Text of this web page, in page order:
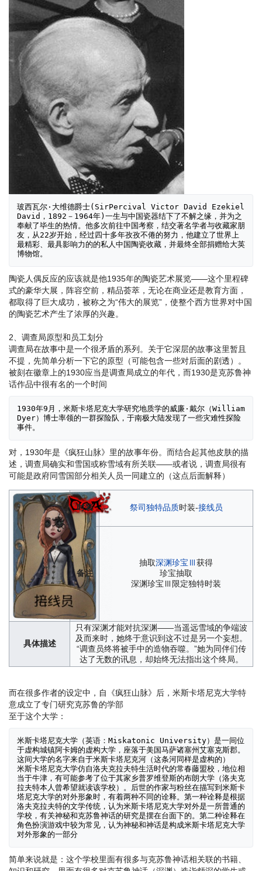
玻西瓦尔·大维德爵士(SirPercival Victor David Ezekiel
David，1892－1964年)一生与中国瓷器结下了不解之缘，并为之
奉献了毕生的热情。他多次前往中国考察，结交著名学者与收藏家朋
友，从22岁开始，经过四十多年孜孜不倦的努力，他建立了世界上
最精彩、最具影响力的的私人中国陶瓷收藏，并最终全部捐赠给大英
博物馆。
陶瓷人偶反应的应该就是他1935年的陶瓷艺术展览——这个里程碑
式的豪华大展，阵容空前，精品荟萃，无论在商业还是教育方面，
都取得了巨大成功，被称之为“伟大的展览”，使整个西方世界对中国
的陶瓷艺术产生了浓厚的兴趣。
2、调查局原型和员工划分
调查局在故事中是一个很矛盾的系列。关于它深层的故事这里暂且
不提，先简单分析一下它的原型（可能包含一些对后面的剧透）。
被刻在徽章上的1930应当是调查局成立的年代，而1930是克苏鲁神
话作品中很有名的一个时间
1930年9月，米斯卡塔尼克大学研究地质学的威廉·戴尔（William
Dyer）博士率领的一群探险队，于南极大陆发现了一些灾难性探险
事件。
对，1930年是《疯狂山脉》里的故事年份。而结合起其他皮肤的描
述，调查局确实和雪国或称雪域有所关联——或者说，调查局很有
可能是政府同雪国部分相关人员一同建立的（这点后面解释）
时装 祭司独特品质时装-接线员
备注
抽取深渊珍宝Ⅲ获得
珍宝抽取
深渊珍宝Ⅲ限定独特时装
具体描述
只有深渊才能对抗深渊——当遥远雪域的争端波
及而来时，她终于意识到这不过是另一个妄想。
“调查员终将被手中的造物吞噬。”她为同伴们传
达了无数的讯息，却始终无法指出这个终局。
而在很多作者的设定中，自《疯狂山脉》后，米斯卡塔尼克大学特
意成立了专门研究克苏鲁的学部
至于这个大学：
米斯卡塔尼克大学（英语：Miskatonic University）是一间位
于虚构城镇阿卡姆的虚构大学，座落于美国马萨诸塞州艾塞克斯郡。
这间大学的名字来自于米斯卡塔尼克河（这条河同样是虚构的）
米斯卡塔尼克大学仿自洛夫克拉夫特生活时代的常春藤盟校，地位相
当于牛津，有可能参考了位于其家乡普罗维登斯的布朗大学（洛夫克
拉夫特本人曾希望就读该学校）。后世的作家与粉丝在描写到米斯卡
塔尼克大学的对外形象时，有着两种不同的诠释。第一种诠释是根据
洛夫克拉夫特的文学传统，认为米斯卡塔尼克大学对外是一所普通的
学校，有关神秘和克苏鲁神话的研究是摆在台面下的。第二种诠释在
角色扮演游戏中较为常见，认为神秘和神话是构成米斯卡塔尼克大学
对外形象的一部分
简单来说就是：这个学校里面有很多与克苏鲁神话相关联的书籍、